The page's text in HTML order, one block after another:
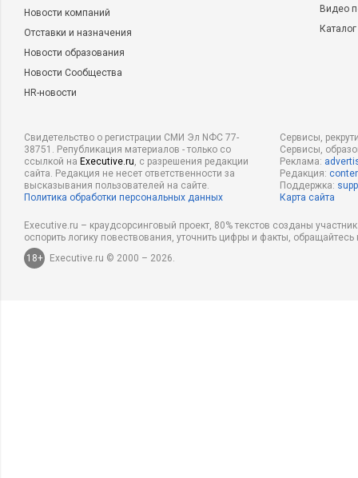
Новости компаний
Отставки и назначения
Новости образования
Новости Сообщества
HR-новости
Видео
Свидетельство о регистрации СМИ Эл NФС 77-
38751. Републикация материалов - только со
ссылкой на Executive.ru, с разрешения редакции
сайта. Редакция не несет ответственности за
высказывания пользователей на сайте.
Политика обработки персональных данных
Сервисы,
Сервисы,
Реклама:
Редакция:
Поддержка:
Карта сайта
Executive.ru – краудсорсинговый проект, 80% текстов созданы
оспорить логику повествования, уточнить цифры и факты,
18+
Executive.ru © 2000 – 2026.